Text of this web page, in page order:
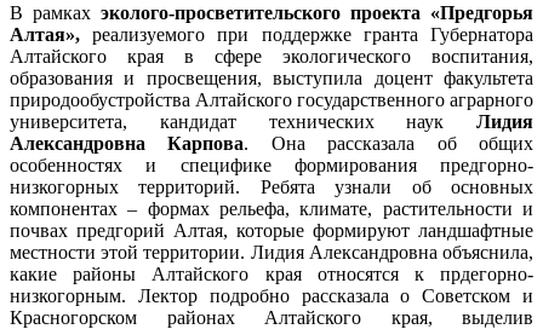
В рамках эколого-просветительского проекта «Предгорья
Алтая», реализуемого при поддержке гранта Губернатора
Алтайского края в сфере экологического воспитания,
образования и просвещения, выступила доцент факультета
природообустройства Алтайского государственного аграрного
университета, кандидат технических наук Лидия
Александровна Карпова. Она рассказала об общих
особенностях и специфике формирования предгорно-
низкогорных территорий. Ребята узнали об основных
компонентах – формах рельефа, климате, растительности и
почвах предгорий Алтая, которые формируют ландшафтные
местности этой территории. Лидия Александровна объяснила,
какие районы Алтайского края относятся к прдегорно-
низкогорным. Лектор подробно рассказала о Советском и
Красногорском районах Алтайского края, выделив